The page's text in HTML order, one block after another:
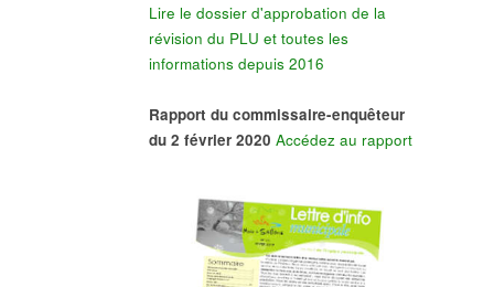
Lire le dossier d'approbation de la
révision du PLU et toutes les
informations depuis 2016
Rapport du commissaire-enquêteur
du 2 février 2020 Accédez au rapport